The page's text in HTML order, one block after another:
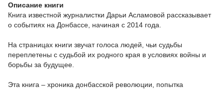
Описание книги
Книга известной журналистки Дарьи Асламовой рассказывает
о событиях на Донбассе, начиная с 2014 года.
На страницах книги звучат голоса людей, чьи судьбы
переплетены с судьбой их родного края в условиях войны и
борьбы за будущее.
Эта книга – хроника донбасской революции, попытка